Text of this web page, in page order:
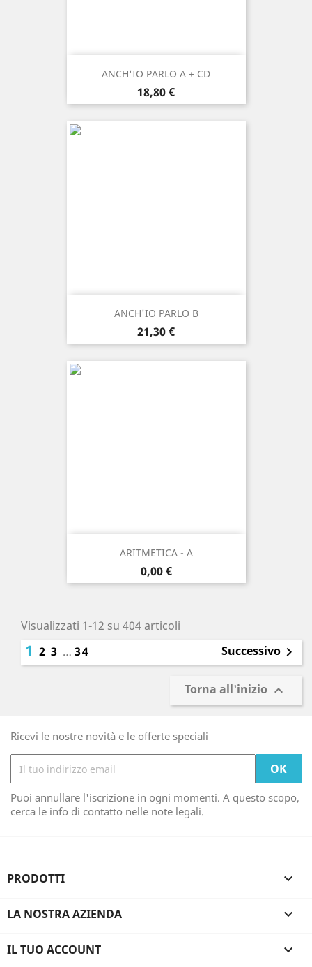
ANCH'IO PARLO A + CD
Prezzo
18,80 €
ANCH'IO PARLO B
Prezzo
21,30 €
ARITMETICA - A
Prezzo
0,00 €
Visualizzati 1-12 su 404 articoli
1 2 3 … 34 Successivo 
Torna all'inizio 
Ricevi le nostre novità e le offerte speciali
Puoi annullare l'iscrizione in ogni momenti. A questo scopo,
cerca le info di contatto nelle note legali.
PRODOTTI 
LA NOSTRA AZIENDA 
IL TUO ACCOUNT 